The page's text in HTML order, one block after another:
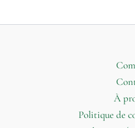
À
Politique de